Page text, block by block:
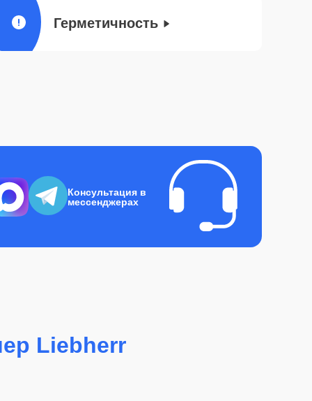
Герметичность
Консультация в
мессенджерах
Liebherr